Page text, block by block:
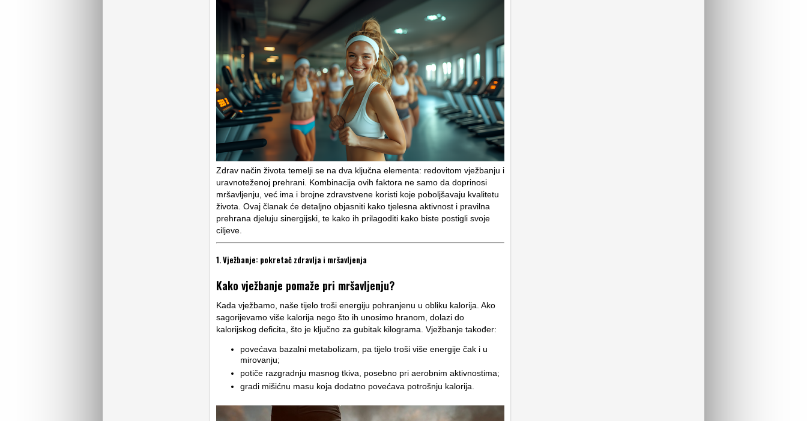
Zdrav način života temelji se na dva ključna elementa: redovitom vježbanju i
uravnoteženoj prehrani. Kombinacija ovih faktora ne samo da doprinosi
mršavljenju, već ima i brojne zdravstvene koristi koje poboljšavaju kvalitetu
života. Ovaj članak će detaljno objasniti kako tjelesna aktivnost i pravilna
prehrana djeluju sinergijski, te kako ih prilagoditi kako biste postigli svoje
ciljeve.
1. Vježbanje: pokretač zdravlja i mršavljenja
Kako vježbanje pomaže pri mršavljenju?
Kada vježbamo, naše tijelo troši energiju pohranjenu u obliku kalorija. Ako
sagorijevamo više kalorija nego što ih unosimo hranom, dolazi do
kalorijskog deficita, što je ključno za gubitak kilograma. Vježbanje također:
povećava bazalni metabolizam, pa tijelo troši više energije čak i u
mirovanju;
potiče razgradnju masnog tkiva, posebno pri aerobnim aktivnostima;
gradi mišićnu masu koja dodatno povećava potrošnju kalorija.